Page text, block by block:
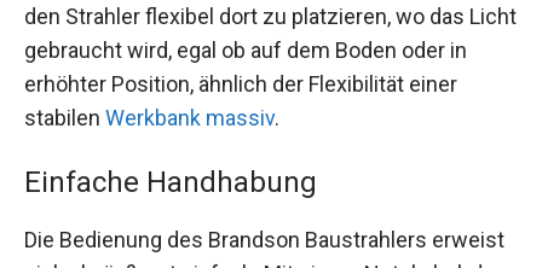
den Strahler flexibel dort zu platzieren, wo das Licht
gebraucht wird, egal ob auf dem Boden oder in
erhöhter Position, ähnlich der Flexibilität einer
stabilen Werkbank massiv.
Einfache Handhabung
Die Bedienung des Brandson Baustrahlers erweist